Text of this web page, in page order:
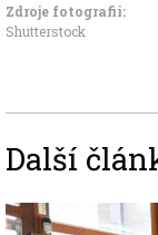
Zdroje fotografii:
Shutterstock
Další
Image